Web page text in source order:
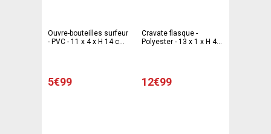
Ouvre-bouteilles surfeur
- PVC - 11 x 4 x H 14 cm -
5€99
Cravate flasque -
Polyester - 13 x 1 x H 45
12€99